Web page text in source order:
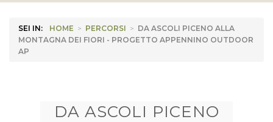
SEI IN: HOME > PERCORSI > DA ASCOLI PICENO ALLA
MONTAGNA DEI FIORI - PROGETTO APPENNINO OUTDOOR
AP
DA ASCOLI PICENO